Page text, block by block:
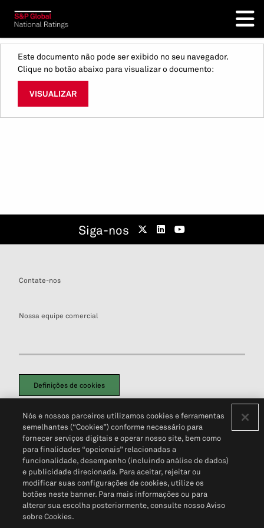
Este documento não pode ser exibido no seu navegador.
Clique no botão abaixo para visualizar o documento:
VISUALIZAR
Siga-nos
Contate-nos
Nossa equipe comercial
Definições de cookies
Política de PrivacidadePortal de privacidade do cliente (em inglês)
Não Venda Minhas Informações Pessoais© 2026 S&P Global
Nós e nossos parceiros utilizamos cookies e ferramentas
semelhantes (“Cookies”) conforme necessário para
fornecer serviços digitais e operar nosso site, bem como
para finalidades “opcionais” relacionadas a
funcionalidade, desempenho (incluindo análise de dados)
e publicidade direcionada. Para aceitar, rejeitar ou
modificar suas configurações de cookies, utilize os
botões neste banner. Para mais informações ou para
alterar sua escolha posteriormente, consulte nosso Aviso
sobre Cookies.